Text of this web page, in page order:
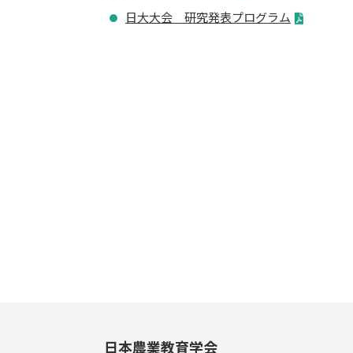
日大大会 研究発表プログラム
日本農業教育学会